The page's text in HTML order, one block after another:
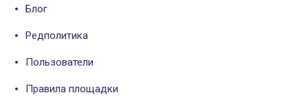
Блог
Редполитика
Пользователи
Правила площадки